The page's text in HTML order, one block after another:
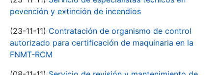
pevención y extinción de incendios
(23-11-11) Contratación de organismo de control
autorizado para certificación de maquinaria en la
FNMT-RCM